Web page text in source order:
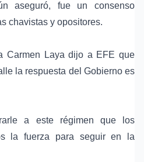
aseguró, fue un consenso
chavistas y opositores.
Carmen Laya dijo a EFE que
la respuesta del Gobierno es
a este régimen que los
la fuerza para seguir en la